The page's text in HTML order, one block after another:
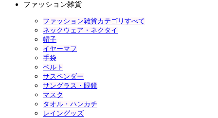
ファッション雑貨
ファッション雑貨カテゴリすべて
ネックウェア・ネクタイ
帽子
イヤーマフ
手袋
ベルト
サスペンダー
サングラス・眼鏡
マスク
タオル・ハンカチ
レイングッズ